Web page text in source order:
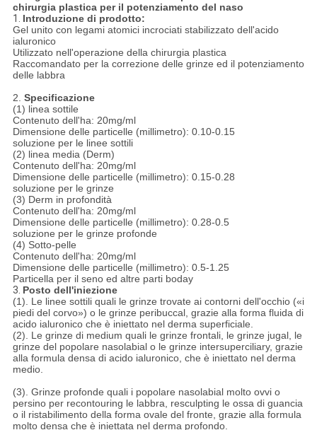
chirurgia plastica per il potenziamento del naso
1. Introduzione di prodotto:
Gel unito con legami atomici incrociati stabilizzato dell'acido
ialuronico
Utilizzato nell'operazione della chirurgia plastica
Raccomandato per la correzione delle grinze ed il potenziamento
delle labbra
2. Specificazione
(1) linea sottile
Contenuto dell'ha: 20mg/ml
Dimensione delle particelle (millimetro): 0.10-0.15
soluzione per le linee sottili
(2) linea media (Derm)
Contenuto dell'ha: 20mg/ml
Dimensione delle particelle (millimetro): 0.15-0.28
soluzione per le grinze
(3) Derm in profondità
Contenuto dell'ha: 20mg/ml
Dimensione delle particelle (millimetro): 0.28-0.5
soluzione per le grinze profonde
(4) Sotto-pelle
Contenuto dell'ha: 20mg/ml
Dimensione delle particelle (millimetro): 0.5-1.25
Particella per il seno ed altre parti boday
3. Posto dell'iniezione
(1). Le linee sottili quali le grinze trovate ai contorni dell'occhio («i
piedi del corvo») o le grinze peribuccal, grazie alla forma fluida di
acido ialuronico che è iniettato nel derma superficiale.
(2). Le grinze di medium quali le grinze frontali, le grinze jugal, le
grinze del popolare nasolabial o le grinze intersuperciliary, grazie
alla formula densa di acido ialuronico, che è iniettato nel derma
medio.
(3). Grinze profonde quali i popolare nasolabial molto ovvi o
persino per recontouring le labbra, resculpting le ossa di guancia
o il ristabilimento della forma ovale del fronte, grazie alla formula
molto densa che è iniettata nel derma profondo.